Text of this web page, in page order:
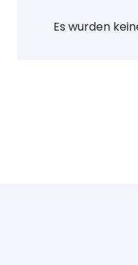
Es wurden